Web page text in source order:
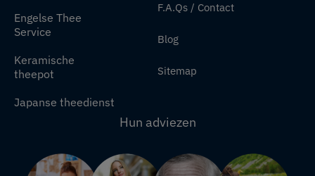
Engelse Thee
Service
Keramische
theepot
Japanse theedienst
F.A.Qs / Contact
Blog
Sitemap
Hun adviezen